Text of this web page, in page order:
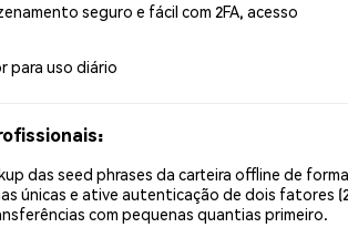
seguro e fácil com 2FA, acesso
para uso diário
das seed phrases da carteira offline de
únicas e ative autenticação de dois fatores
com pequenas quantias primeiro.